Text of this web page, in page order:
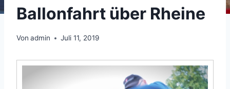
Ballonfahrt über Rheine
Von admin Juli 11, 2019